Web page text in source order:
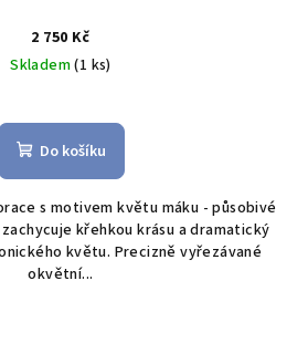
2 750 Kč
Skladem(1 ks)
Do košíku
s motivem květu máku - působivé
křehkou krásu a dramatický
květu. Precizně vyřezávané
okvětní...